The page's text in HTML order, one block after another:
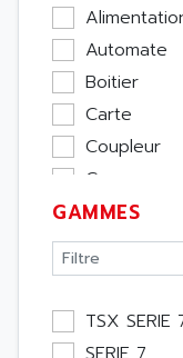
Automate
Boitier
Carte
Coupleur
Cpu
Ecran
Entrée /
Memoire
Module
Moteur
GAMMES
TSX SERIE